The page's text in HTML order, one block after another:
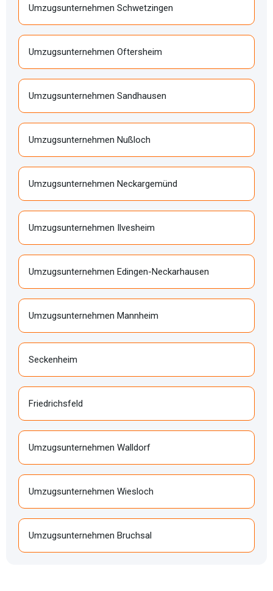
Umzugsunternehmen Schwetzingen
Umzugsunternehmen Oftersheim
Umzugsunternehmen Sandhausen
Umzugsunternehmen Nußloch
Umzugsunternehmen Neckargemünd
Umzugsunternehmen Ilvesheim
Umzugsunternehmen Edingen-Neckarhausen
Umzugsunternehmen Mannheim
Seckenheim
Friedrichsfeld
Umzugsunternehmen Walldorf
Umzugsunternehmen Wiesloch
Umzugsunternehmen Bruchsal